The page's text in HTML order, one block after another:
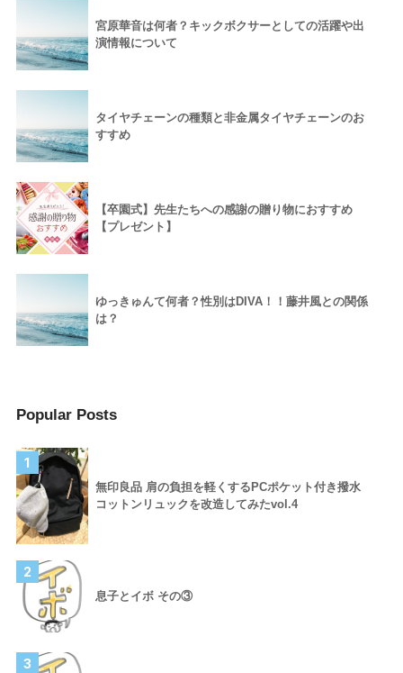
宮原華音は何者？キックボクサーとしての活躍や出
演情報について
タイヤチェーンの種類と非金属タイヤチェーンのお
すすめ
【卒園式】先生たちへの感謝の贈り物におすすめ
【プレゼント】
ゆっきゅんて何者？性別はDIVA！！藤井風との関係
は？
Popular Posts
1
無印良品 肩の負担を軽くするPCポケット付き撥水
コットンリュックを改造してみたvol.4
2
息子とイボ その③
3